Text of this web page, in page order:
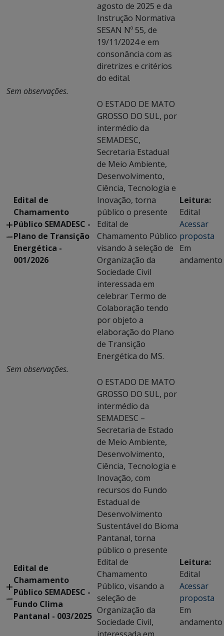
agosto de 2025 e da
Instrução Normativa
SESAN Nº 55, de
19/11/2024 e em
consonância com as
diretrizes e critérios
do edital.
Sem observações.
Edital de
Chamamento
Público SEMADESC -
Plano de Transição
Energética -
001/2026
O ESTADO DE MATO
GROSSO DO SUL, por
intermédio da
SEMADESC,
Secretaria Estadual
de Meio Ambiente,
Desenvolvimento,
Ciência, Tecnologia e
Inovação, torna
público o presente
Edital de
Chamamento Público
visando à seleção de
Organização da
Sociedade Civil
interessada em
celebrar Termo de
Colaboração tendo
por objeto a
elaboração do Plano
de Transição
Energética do MS.
Leitura:
Edital
Acessar
proposta
Em
andamento
Sem observações.
Edital de
Chamamento
Público SEMADESC -
Fundo Clima
Pantanal - 003/2025
O ESTADO DE MATO
GROSSO DO SUL, por
intermédio da
SEMADESC –
Secretaria de Estado
de Meio Ambiente,
Desenvolvimento,
Ciência, Tecnologia e
Inovação, com
recursos do Fundo
Estadual de
Desenvolvimento
Sustentável do Bioma
Pantanal, torna
público o presente
Edital de
Chamamento
Público, visando a
seleção de
Organização da
Sociedade Civil,
Leitura:
Edital
Acessar
proposta
Em
andamento